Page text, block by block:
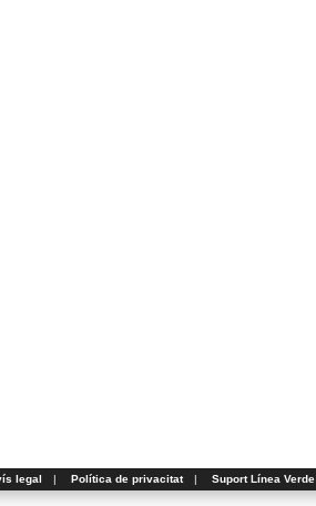
legal | Política de privacitat | Suport Línea Verde